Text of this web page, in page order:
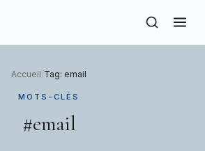
Accueil/Tag: email
MOTS-CLÉS
#email